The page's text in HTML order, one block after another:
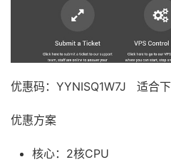
优惠码：YYNISQ1W7J 适合下
优惠方案
核心：2核CPU